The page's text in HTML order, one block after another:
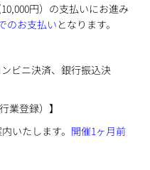
円）の支払いにお進み
のお支払い となります。
ビニ決済、銀行振込決
業登録）】
いたします。 開催1ヶ月前